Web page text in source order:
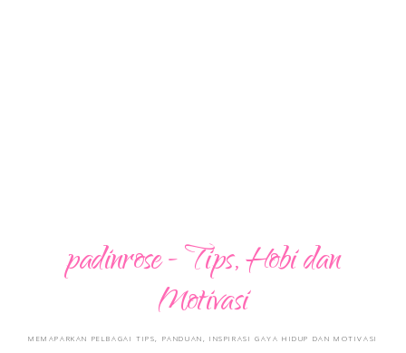
padinrose - Tips, Hobi dan
Motivasi
MEMAPARKAN PELBAGAI TIPS, PANDUAN, INSPIRASI GAYA HIDUP DAN MOTIVASI